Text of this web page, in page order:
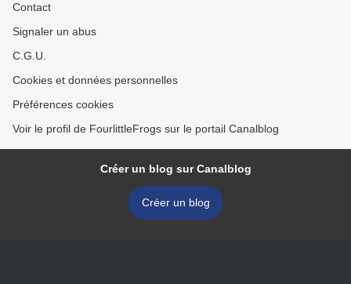
Contact
Signaler un abus
C.G.U.
Cookies et données personnelles
Préférences cookies
Voir le profil de FourlittleFrogs sur le portail Canalblog
Créer un blog sur Canalblog
Créer un blog